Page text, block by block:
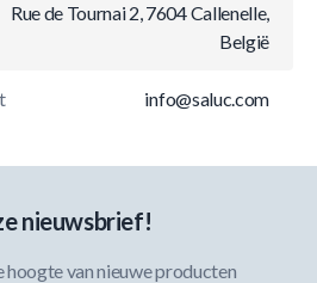
Rue de Tournai 2, 7604 Callenelle,
België
info@saluc.com
nieuwsbrief!
hoogte van nieuwe producten